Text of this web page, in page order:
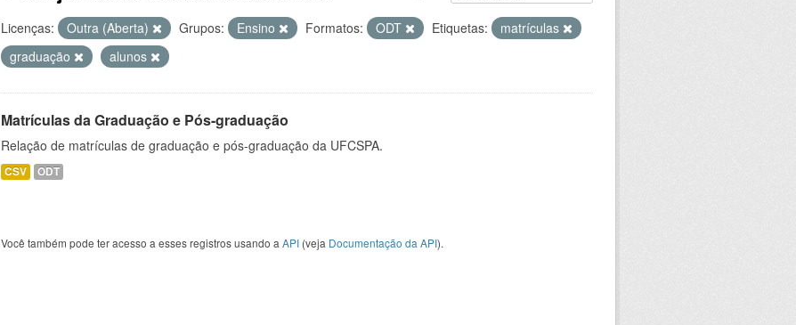
Licenças: Outra (Aberta) Grupos: Ensino Formatos: ODT Etiquetas:
matrículas
graduação
alunos
Matrículas da Graduação e Pós-graduação
Relação de matrículas de graduação e pós-graduação da UFCSPA.
CSV ODT
Você também pode ter acesso a esses registros usando a API (veja Documentação da API).